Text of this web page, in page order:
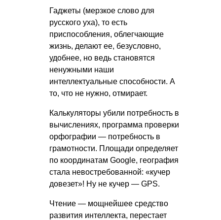
Гаджеты (мерзкое слово для
русского уха), то есть
приспособления, облегчающие
жизнь, делают ее, безусловно,
удобнее, но ведь становятся
ненужными наши
интеллектуальные способности. А
то, что не нужно, отмирает.
Калькуляторы убили потребность в
вычислениях, программа проверки
орфографии — потребность в
грамотности. Площади определяет
по координатам Google, география
стала невостребованной: «кучер
довезет»! Ну не кучер — GPS.
Чтение — мощнейшее средство
развития интеллекта, перестает